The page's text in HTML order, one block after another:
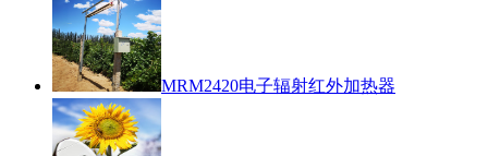
MRM2420电子辐射红外加热器